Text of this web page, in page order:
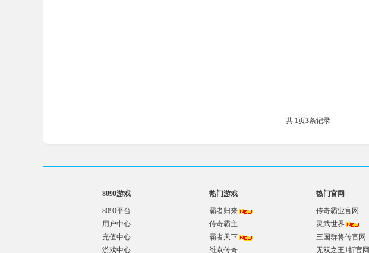
共 1页3条记录
8090游戏
8090平台
用户中心
充值中心
游戏中心
热门游戏
霸者归来
传奇霸主
霸者天下
维京传奇
热门官网
传奇霸业官网
灵武世界
三国群将传官网
无双之王1折官网